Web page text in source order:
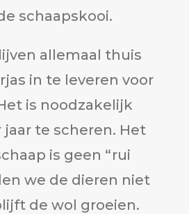
schaapskooi.
allemaal thuis
in te leveren voor
is noodzakelijk
te scheren. Het
is geen “rui
we de dieren niet
de wol groeien.